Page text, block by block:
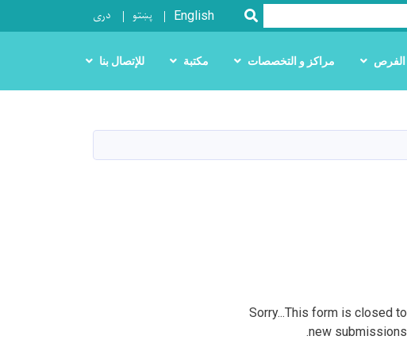
SEARCH
English پښتو دری
الفرص مراكز و التخصصات مكتبة للإتصال بنا
Sorry...This form is closed to
new submissions.